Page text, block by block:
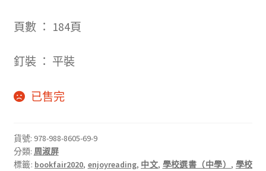
頁數 ： 184頁
釘裝 ： 平裝
已售完
貨號: 978-988-8605-69-9
分類: 周淑屏
標籤: bookfair2020, enjoyreading, 中文, 學校選書（中學） , 學校